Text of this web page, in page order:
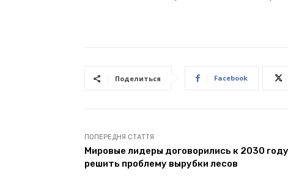
Поделиться Facebook
ПОПЕРЕДНЯ СТАТТЯ
Мировые лидеры договорились к 2030 году
решить проблему вырубки лесов